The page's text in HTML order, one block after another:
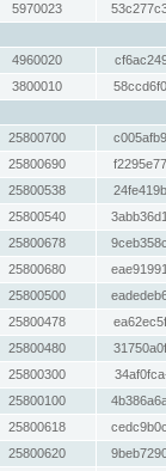
5970023
4960020
3800010
25800700
25800690
25800538
25800540
25800678
25800680
25800500
25800478
25800480
25800300
25800100
25800618
25800620